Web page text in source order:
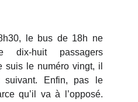
le bus de 18h ne
dix-huit passagers
suis le numéro vingt, il
suivant. Enfin, pas le
qu’il va à l’opposé.